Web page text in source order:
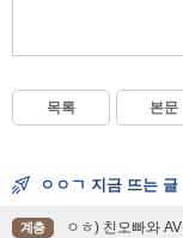
목록 본문
ㅇㅇㄱ 지금 뜨는 글
계층 ㅇㅎ) 친오빠와